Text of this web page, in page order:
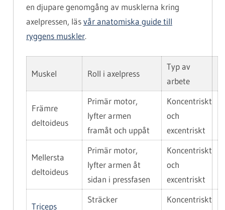
en djupare genomgång av musklerna kring
axelpressen, läsvår anatomiska guide till
ryggens muskler.
Muskel Roll i axelpress
Typ av
arbete
Främre
deltoideus
Primär motor,
lyfter armen
framåt och uppåt
Koncentriskt
och
excentriskt
Mellersta
deltoideus
Primär motor,
lyfter armen åt
sidan i pressfasen
Koncentriskt
och
excentriskt
Triceps
Sträcker
Koncentriskt